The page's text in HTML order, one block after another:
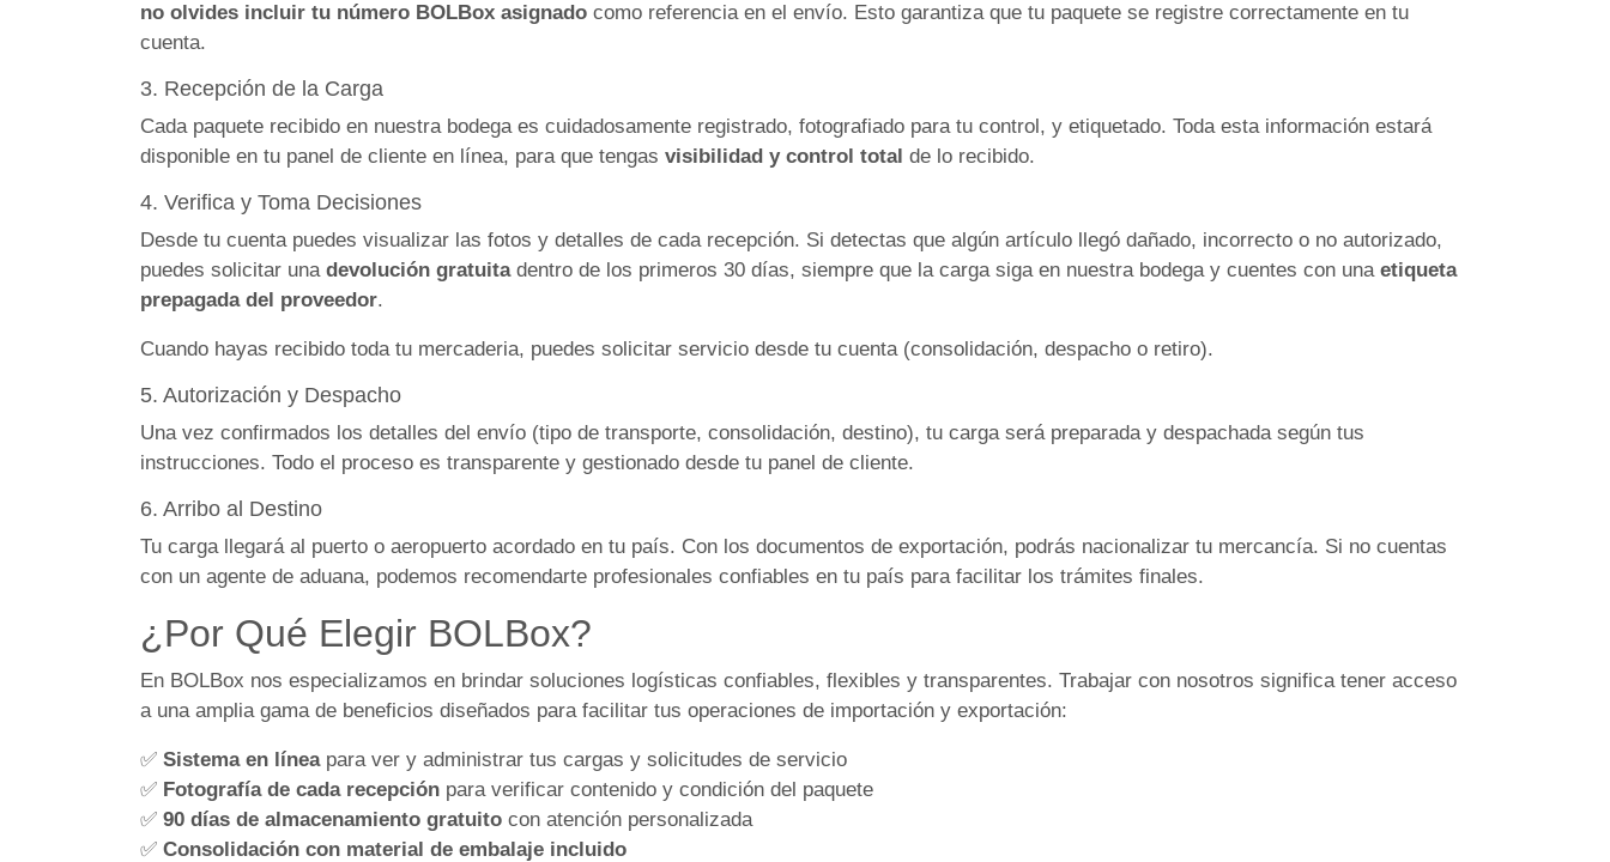
no olvides incluir tu número BOLBox asignado como referencia en el envío. Esto garantiza que tu paquete se registre correctamente en tu
cuenta.
3. Recepción de la Carga
Cada paquete recibido en nuestra bodega es cuidadosamente registrado, fotografiado para tu control, y etiquetado. Toda esta información estará
disponible en tu panel de cliente en línea, para que tengas visibilidad y control total de lo recibido.
4. Verifica y Toma Decisiones
Desde tu cuenta puedes visualizar las fotos y detalles de cada recepción. Si detectas que algún artículo llegó dañado, incorrecto o no autorizado,
puedes solicitar una devolución gratuitadentro de los primeros 30 días, siempre que la carga siga en nuestra bodega y cuentes con una etiqueta
prepagada del proveedor.
Cuando hayas recibido toda tu mercaderia, puedes solicitar servicio desde tu cuenta (consolidación, despacho o retiro).
5. Autorización y Despacho
Una vez confirmados los detalles del envío (tipo de transporte, consolidación, destino), tu carga será preparada y despachada según tus
instrucciones. Todo el proceso es transparente y gestionado desde tu panel de cliente.
6. Arribo al Destino
Tu carga llegará al puerto o aeropuerto acordado en tu país. Con los documentos de exportación, podrás nacionalizar tu mercancía. Si no cuentas
con un agente de aduana, podemos recomendarte profesionales confiables en tu país para facilitar los trámites finales.
¿Por Qué Elegir BOLBox?
En BOLBox nos especializamos en brindar soluciones logísticas confiables, flexibles y transparentes. Trabajar con nosotros significa tener acceso
a una amplia gama de beneficios diseñados para facilitar tus operaciones de importación y exportación:
✅ Sistema en líneapara ver y administrar tus cargas y solicitudes de servicio
✅ Fotografía de cada recepción para verificar contenido y condición del paquete
✅ 90 días de almacenamiento gratuito con atención personalizada
✅ Consolidación con material de embalaje incluido